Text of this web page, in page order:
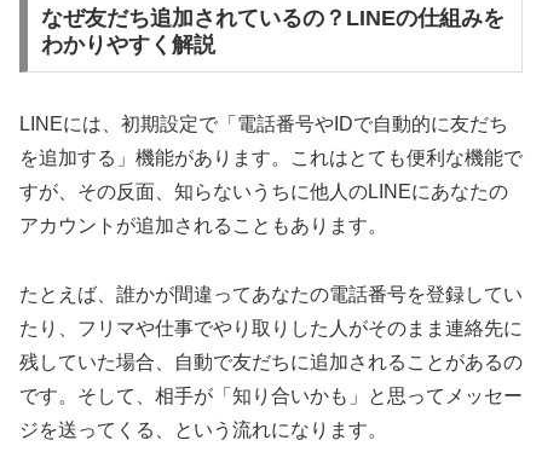
なぜ友だち追加されているの？LINEの仕組みを
わかりやすく解説
LINEには、初期設定で「電話番号やIDで自動的に友だち
を追加する」機能があります。これはとても便利な機能で
すが、その反面、知らないうちに他人のLINEにあなたの
アカウントが追加されることもあります。
たとえば、誰かが間違ってあなたの電話番号を登録してい
たり、フリマや仕事でやり取りした人がそのまま連絡先に
残していた場合、自動で友だちに追加されることがあるの
です。そして、相手が「知り合いかも」と思ってメッセー
ジを送ってくる、という流れになります。